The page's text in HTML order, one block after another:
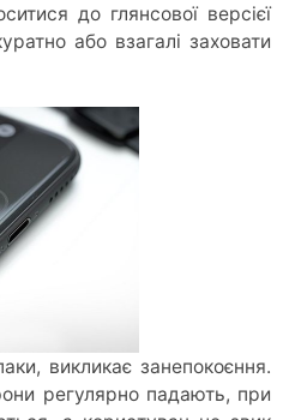
до глянсової версієї
або взагалі заховати
викликає занепокоєння.
регулярно падають, при